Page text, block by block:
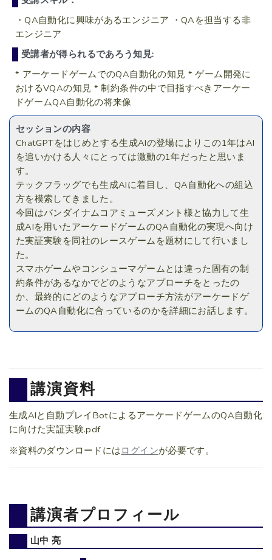
・QA自動化に興味があるエンジニア ・QAを担当する非
エンジニア
受講者が得られるであろう知見:
* アーケードゲームでのQA自動化の知見 * ゲーム開発に
おけるVQAの知見 * 制約条件の中で目指すべきアーケー
ドゲームQA自動化の将来像
セッションの内容
ChatGPTをはじめとする生成AIの登場によりこの1年はAI
を追いかける人々にとっては激動の1年だったと思いま
す。
テックフラッグでも生成AIに着目し、QA自動化への組込
方を模索してきました。
今回はバンダイナムコアミューズメント様と協力して生
成AIを用いたアーケードゲームのQA自動化の実現へ向け
た実証実験を同社のレースゲームを題材にして行いまし
た。
スマホゲームやコンシューマゲームとは違った固有の制
約条件があるなかでどのようなアプローチをとったの
か、最終的にどのようなアプローチ方法がアーケードゲ
ームのQA自動化に合っているのかを詳細にお話します。
講演資料
生成AIと自動プレイBotによるアーケードゲームのQA自動化
に向けた実証実験.pdf
※資料のダウンロードには ログインが必要です。
講演者プロフィール
山中 亮